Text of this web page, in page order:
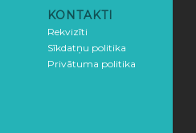
KONTAKTI
Rekvizīti
Sīkdatņu politika
Privātuma politika